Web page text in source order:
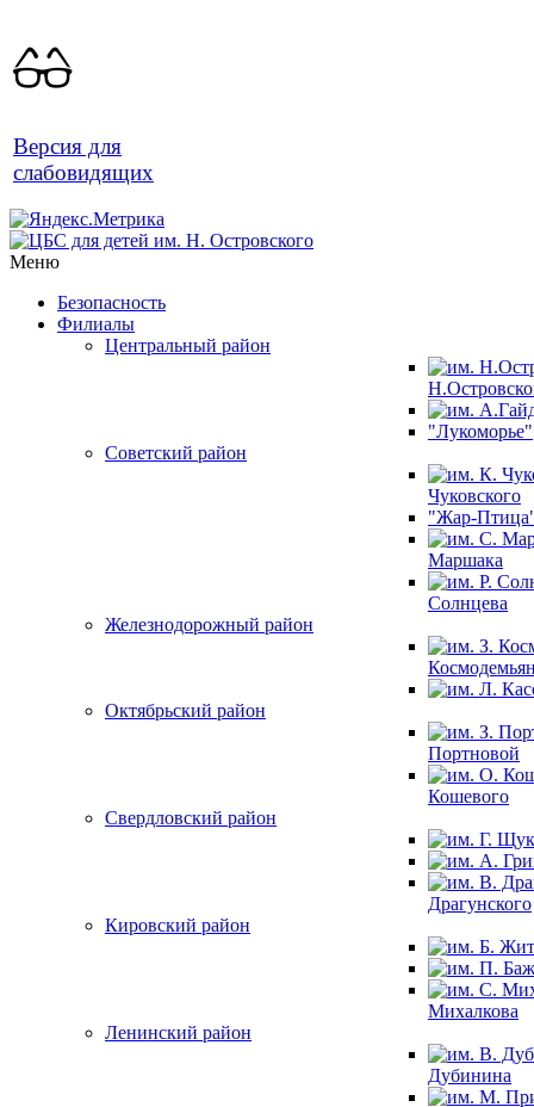
Версия для
слабовидящих
Меню
Безопасность
Филиалы
Центральный район
"Лукоморье"
Советский район
Чуковского
"Жар-
Маршака
Солнцева
Железнодорожный район
Октябрьский район
Портновой
Кошевого
Свердловский район
Драгунского
Кировский район
Михалкова
Ленинский район
Дубинина